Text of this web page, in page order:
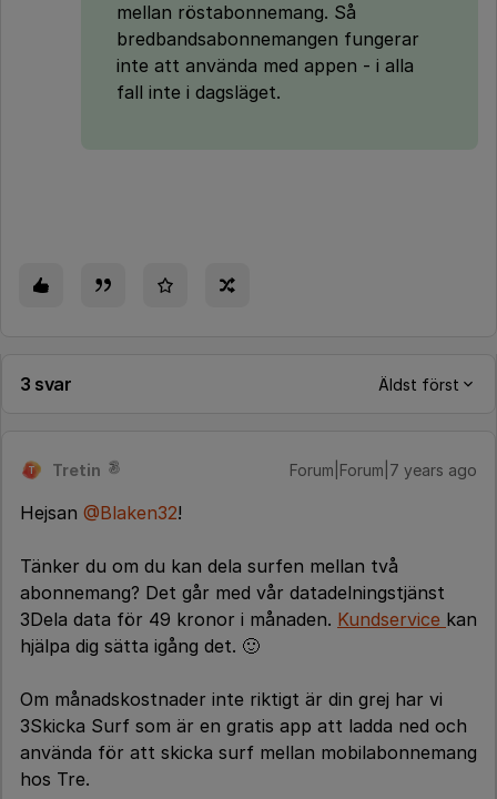
mellan röstabonnemang. Så
bredbandsabonnemangen fungerar
inte att använda med appen - i alla
fall inte i dagsläget.
3 svar Äldst först
T Tretin Forum|Forum|7 years ago
Hejsan @Blaken32!
Tänker du om du kan dela surfen mellan två
abonnemang? Det går med vår datadelningstjänst
3Dela data för 49 kronor i månaden. Kundservice kan
hjälpa dig sätta igång det. 🙂
Om månadskostnader inte riktigt är din grej har vi
3Skicka Surf som är en gratis app att ladda ned och
använda för att skicka surf mellan mobilabonnemang
hos Tre.